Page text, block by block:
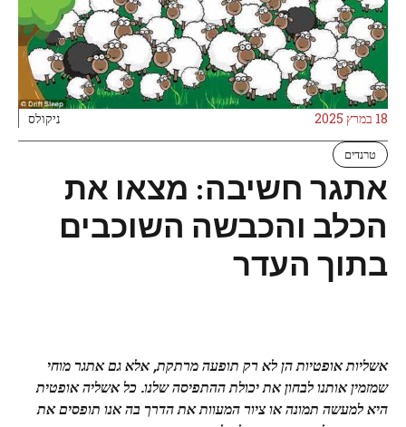
18 במרץ 2025 ניקולס
טרנדים
אתגר חשיבה: מצאו את
הכלב והכבשה השוכבים
בתוך העדר
אשליות אופטיות הן לא רק תופעה מרתקת, אלא גם אתגר מוחי
שמזמין אותנו לבחון את יכולת ההתפיסה שלנו. כל אשליה אופטית
היא למעשה תמונה או ציור המעוות את הדרך בה אנו תופסים את